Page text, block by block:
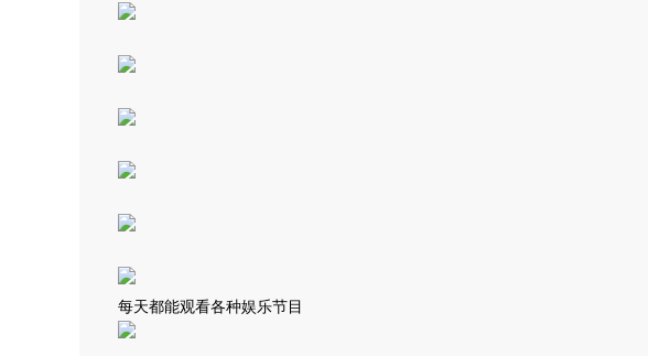
每天都能观看各种娱乐节目